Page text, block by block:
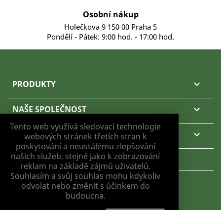
Osobní nákup
Holečkova 9 150 00 Praha 5
Pondělí - Pátek: 9:00 hod. - 17:00 hod.
PRODUKTY 
NAŠE SPOLEČNOST 
VÁŠ ÚČET 
KONTAKTNÍ ÚDAJE
Tento web využívá sledovací technologie
webových stránek třetích stran k
poskytování a neustálému zlepšování
našich služeb, stejně jako k zobrazování
reklam na základě zájmů uživatelů.
Souhlasím a svůj souhlas mohu kdykoliv
odvolat nebo změnit s účinkem do
budoucna.